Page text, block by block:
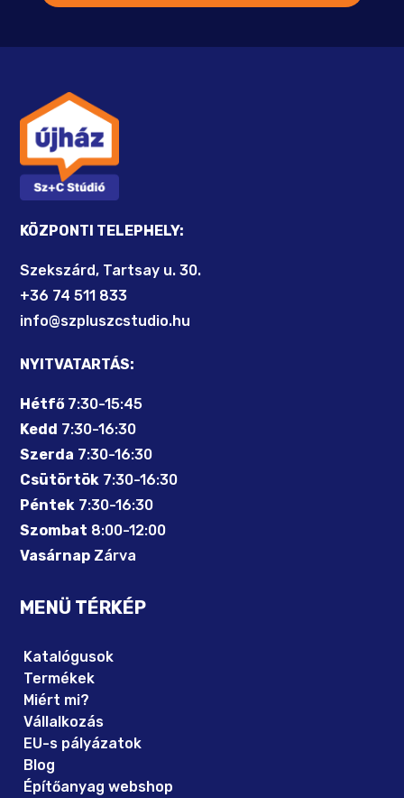
KÖZPONTI TELEPHELY:
Szekszárd, Tartsay u. 30.
+36 74 511 833
info@szpluszcstudio.hu
NYITVATARTÁS:
Hétfő 7:30-15:45
Kedd 7:30-16:30
Szerda 7:30-16:30
Csütörtök 7:30-16:30
Péntek 7:30-16:30
Szombat 8:00-12:00
Vasárnap Zárva
MENÜ TÉRKÉP
Katalógusok
Termékek
Miért mi?
Vállalkozás
EU-s pályázatok
Blog
Építőanyag webshop